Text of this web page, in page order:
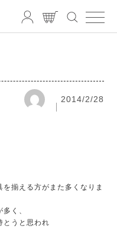
2014/2/28
揃える方がまた多くなりま
く、
とうと思われ